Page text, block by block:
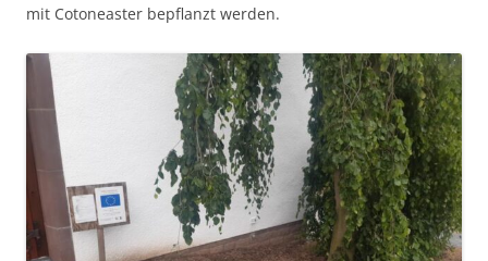
mit Cotoneaster bepflanzt werden.